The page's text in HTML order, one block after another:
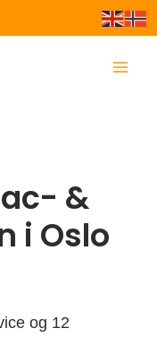
&
i Oslo
og 12